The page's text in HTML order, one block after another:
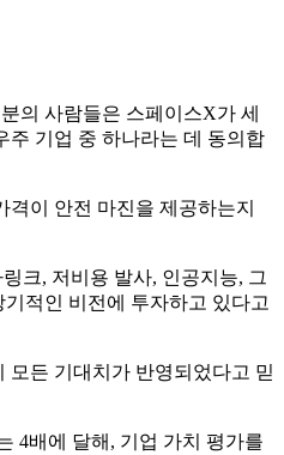
의 사람들은 스페이스X가 세
주 기업 중 하나라는 데 동의합
격이 안전 마진을 제공하는지
크, 저비용 발사, 인공지능, 그
적인 비전에 투자하고 있다고
모든 기대치가 반영되었다고 믿
4배에 달해, 기업 가치 평가를